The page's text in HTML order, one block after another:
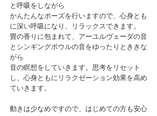
と呼吸をしながら
かんたんなポーズを行いますので、心身とも
に深い呼吸になり、リラックスできます。​
畳の香りに包まれて、アーユルヴェーダの音
とシンギングボウルの音をゆったりとききな
がら
音の瞑想をしていきます。思考をリセット
し、心身ともにリラクゼーション効果を高め
ていきます。​
​​動きは少なめですので、はじめての方も安心